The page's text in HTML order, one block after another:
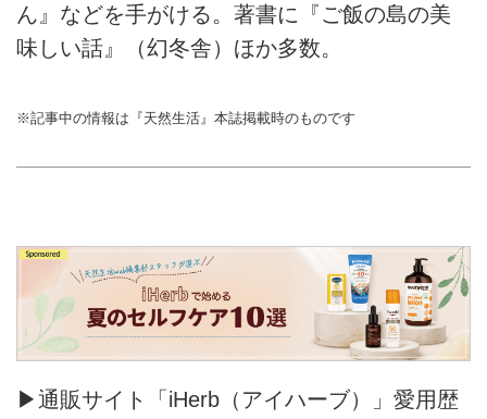
ん』などを手がける。著書に『ご飯の島の美
味しい話』（幻冬舎）ほか多数。
※記事中の情報は『天然生活』本誌掲載時のものです
▶通販サイト「iHerb（アイハーブ）」愛用歴